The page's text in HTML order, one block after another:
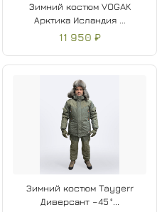
Зимний костюм VOGAK
Арктика Исландия ...
11 950 ₽
Зимний костюм Taygerr
Диверсант –45 °...